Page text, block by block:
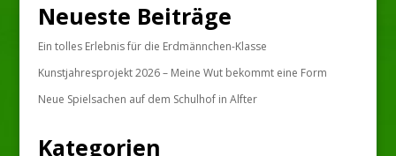
Neueste Beiträge
Ein tolles Erlebnis für die Erdmännchen-Klasse
Kunstjahresprojekt 2026 – Meine Wut bekommt eine Form
Neue Spielsachen auf dem Schulhof in Alfter
Kategorien